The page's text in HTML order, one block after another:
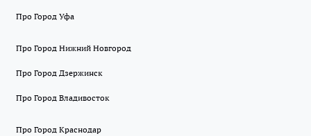
Про Город Уфа
Про Город Нижний Новгород
Про Город Дзержинск
Про Город Владивосток
Про Город Краснодар